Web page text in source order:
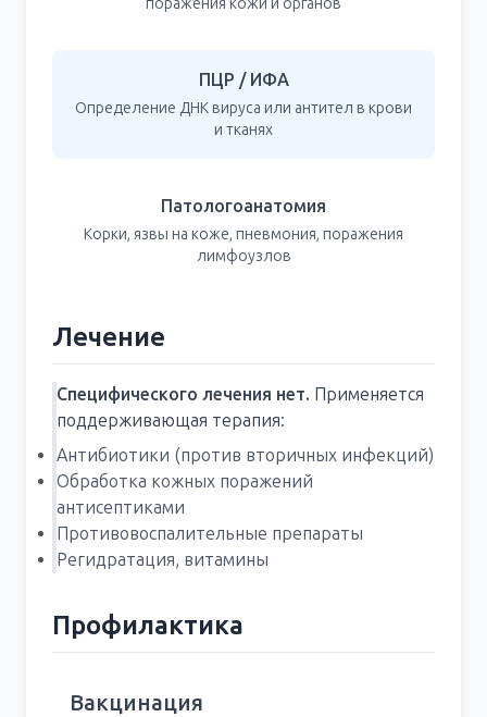
поражения кожи и органов
ПЦР / ИФА
Определение ДНК вируса или антител в крови
и тканях
Патологоанатомия
Корки, язвы на коже, пневмония, поражения
лимфоузлов
Лечение
Специфического лечения нет. Применяется
поддерживающая терапия:
Антибиотики (против вторичных инфекций)
Обработка кожных поражений
антисептиками
Противовоспалительные препараты
Регидратация, витамины
Профилактика
Вакцинация